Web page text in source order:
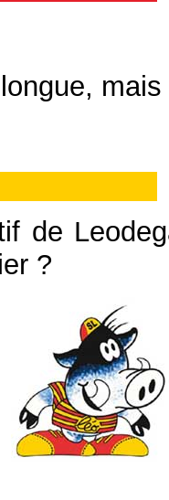
de
?